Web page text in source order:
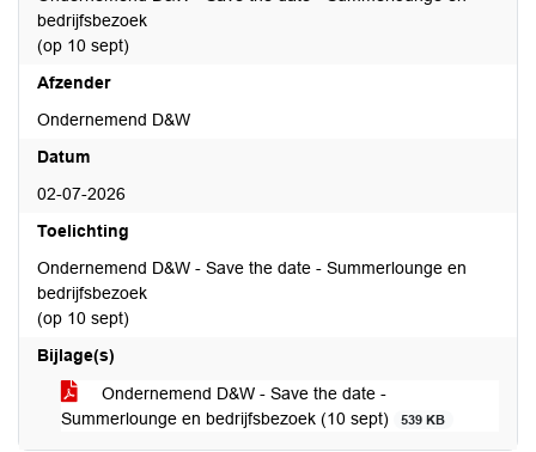
bedrijfsbezoek
(op 10 sept)
Afzender
Ondernemend D&W
Datum
02-07-2026
Toelichting
Ondernemend D&W - Save the date - Summerlounge en
bedrijfsbezoek
(op 10 sept)
Bijlage(s)
Ondernemend D&W - Save the date -
Summerlounge en bedrijfsbezoek (10 sept)
539 KB